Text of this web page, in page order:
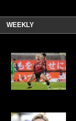
WEEKLY